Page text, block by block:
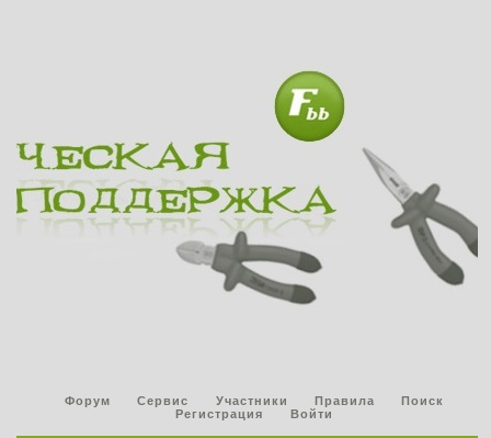
Форум Сервис Участники Правила
Поиск
Регистрация
Войти